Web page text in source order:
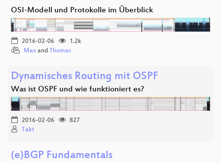
OSI-Modell und Protokolle im Überblick
2016-02-06
1.2k
Max and Thomas
Dynamisches Routing mit OSPF
Was ist OSPF und wie funktioniert es?
2016-02-06
827
Takt
(e)BGP Fundamentals